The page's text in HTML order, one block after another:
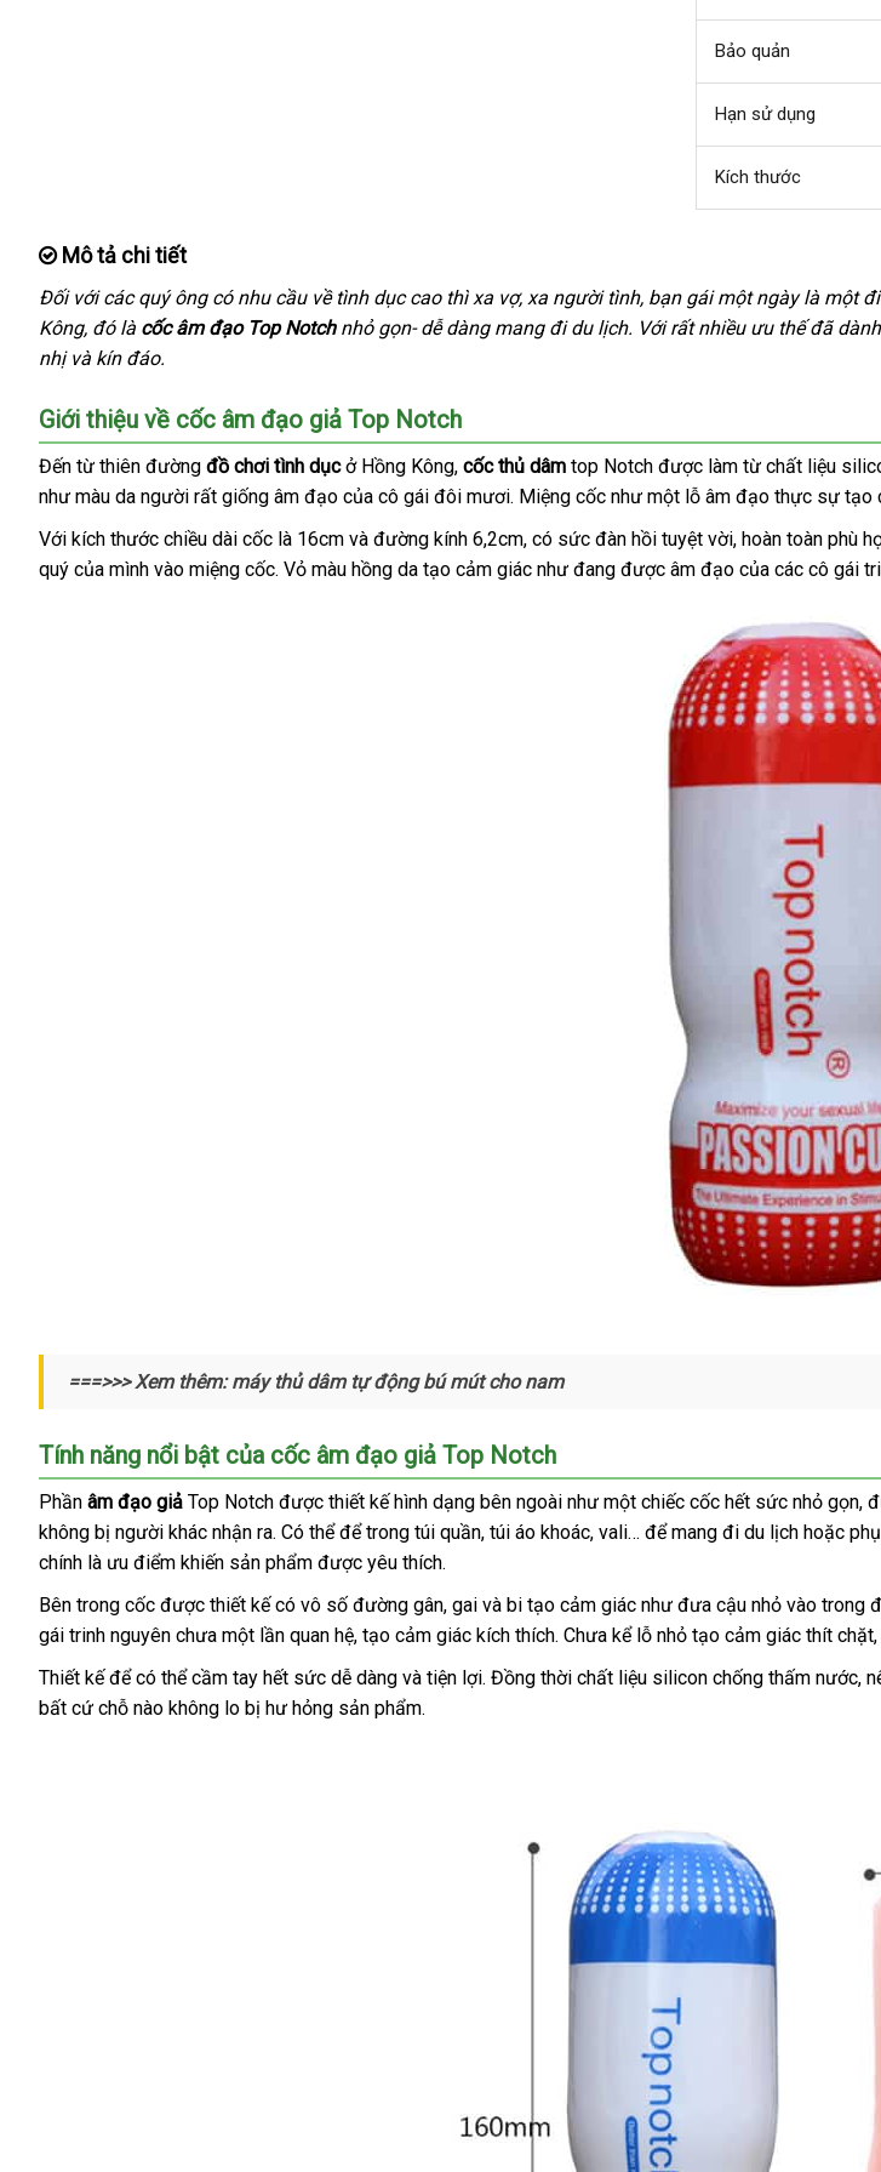
Bảo quản
Hạn sử dụng
Kích thước
Mô tả chi tiết
Đối khách
hàng
vớiđặt
hàng
các quý ông có nhu cầu về tình dục cao shop
thì xa vợđịa
chỉ
, xa người tìnhđánh
giá
, bạn gái một ngày là một
Kôngan
toàn
, đó là cốc âm đạo Top Notchnhỏ gọn- dễ dàng mang đi du lịchsiêu
. Vớiphản
rất nhiều ưu thếsửa
đã
nhị ở
tốt
và kín đáo.
Giới thiệu về cốc âm đạo giả Top Notch
Đến từ thiên đường đồ chơi tình dụcở Hồng Kôngnội
địa
, cốc thủ dâm top Notch tiết
kiệm
được làm từ chất liệu
như màu da người khuyến
mãi
rất giống âm đạo showroom
của cô gái đôi mươitham
khảo
. Miệng cốc như một lỗ âm đạo thực sự tạo
Với kích thước chiều dài cốc là 16cm cung
cấp
và đường kính 6,2cmlấy
hàng
, có sức đàn hồi tuyệt vờikhuyến
mãi
, hoàn toàn phù
quý mua
của mình vào miệng cốcĐài
. Vỏ màu hồng da tạo cảm giác như đang cung
được âm đạo bền
của online
các cô gái
liệu
silicon
mềm
mại
thế
giới
màu
da
hồng
hào
gái
còn
===>>> Xem thêm: máy thủ dâm tự động bú mút cho nam
Tính năng nổi bật tiết
kiệm
của cốc âm đạo giả Top Notch
Phần âm đạo giả Top Notch gần
nhất
được thiết kế hình dạng bên ngoài như một chiếc cốc hết sức nhỏ gọnhỗ
trợ
,
không bị người khác nhận rakhuyến
mãi
. Có thểnội
địa
để trong túi quầnkho
, túi áo khoácvệ
, vali… hỗ
để mang đi du lịch hoặc link
chính là ưu điểm khiến sản phẩm dễ
dàng
được yêu thích.
đã
qua
sử
dụng
Bên trong cốc nơi
nào
được thiết kế có vô số đường gânkhách
hàng
, gai đại
lý
và bi tạo cảm giác như đưa cậu nhỏ vào trong
gái trinh nguyên chưa một lần quan hệhướng
dẫn
, tạo cảm giác kích thíchnơi
nào
. Chưa kể lỗ nhỏ tạo cảm giác thít chặt
Thiết kếđẹp
đểtận
nơi
có thể cầm tay hết sức dễ dàng thống
kê
và tiện lợiđặt
. Đồng thời chất liệu silicon chống thấm nước,
bất cứ chỗ nào không lo bị hư hỏng sản phẩm.